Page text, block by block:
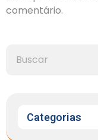
comentário.
Categorias